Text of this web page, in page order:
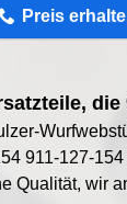
Preis
die
911-127-
Qualität, wir